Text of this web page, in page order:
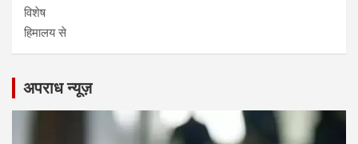
विशेष
हिमालय से
अपराध न्यूज़